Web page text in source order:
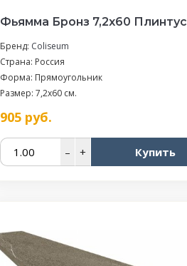
Фьямма Бронз 7,2x60 Плинтус
Бренд: Coliseum
Страна: Россия
Форма: Прямоугольник
Размер: 7,2x60 см.
905руб.
– + Купить